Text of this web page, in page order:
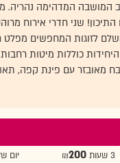
המושבה המדהימה נהריה.
שני חדרי אירוח
לזוגות המחפשים מפלט
כוללות מיטות
מאובזר עם פינת קפה,
3 שעות ₪ 200 יום